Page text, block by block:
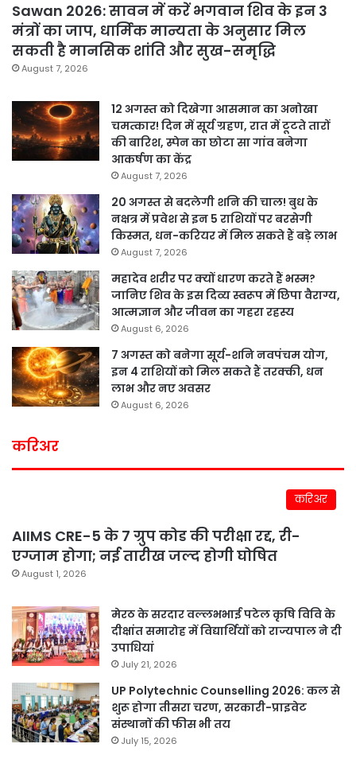
Sawan 2026: सावन में करें भगवान शिव के इन 3
मंत्रों का जाप, धार्मिक मान्यता के अनुसार मिल
सकती है मानसिक शांति और सुख-समृद्धि
August 7, 2026
12 अगस्त को दिखेगा आसमान का अनोखा
चमत्कार! दिन में सूर्य ग्रहण, रात में टूटते तारों
की बारिश, स्पेन का छोटा सा गांव बनेगा
आकर्षण का केंद्र
August 7, 2026
20 अगस्त से बदलेगी शनि की चाल! बुध के
नक्षत्र में प्रवेश से इन 5 राशियों पर बरसेगी
किस्मत, धन-करियर में मिल सकते हैं बड़े लाभ
August 7, 2026
महादेव शरीर पर क्यों धारण करते हैं भस्म?
जानिए शिव के इस दिव्य स्वरूप में छिपा वैराग्य,
आत्मज्ञान और जीवन का गहरा रहस्य
August 6, 2026
7 अगस्त को बनेगा सूर्य-शनि नवपंचम योग,
इन 4 राशियों को मिल सकते हैं तरक्की, धन
लाभ और नए अवसर
August 6, 2026
करिअर
करिअर
AIIMS CRE-5 के 7 ग्रुप कोड की परीक्षा रद्द, री-
एग्जाम होगा; नई तारीख जल्द होगी घोषित
August 1, 2026
मेरठ के सरदार वल्लभभाई पटेल कृषि विवि के
दीक्षांत समारोह में विद्यार्थियों को राज्यपाल ने दी
उपाधियां
July 21, 2026
UP Polytechnic Counselling 2026: कल से
शुरू होगा तीसरा चरण, सरकारी-प्राइवेट
संस्थानों की फीस भी तय
July 15, 2026